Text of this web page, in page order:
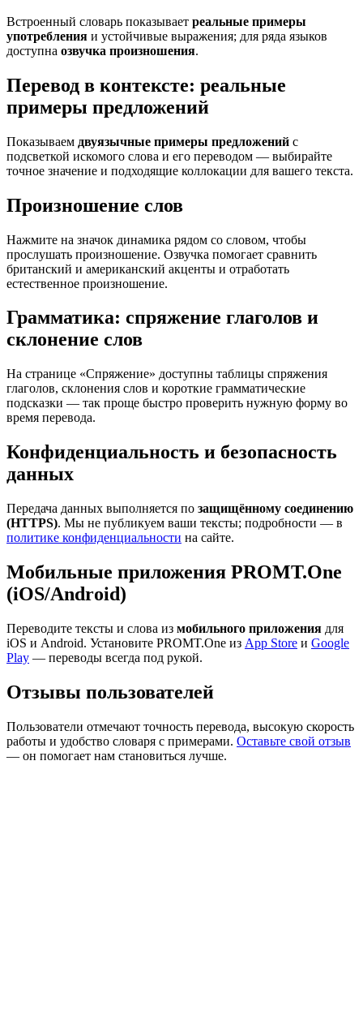
Встроенный словарь показывает реальные примеры
употребления и устойчивые выражения; для ряда языков
доступна озвучка произношения.
Перевод в контексте: реальные
примеры предложений
Показываем двуязычные примеры предложений с
подсветкой искомого слова и его переводом — выбирайте
точное значение и подходящие коллокации для вашего текста.
Произношение слов
Нажмите на значок динамика рядом со словом, чтобы
прослушать произношение. Озвучка помогает сравнить
британский и американский акценты и отработать
естественное произношение.
Грамматика: спряжение глаголов и
склонение слов
На странице «Спряжение» доступны таблицы спряжения
глаголов, склонения слов и короткие грамматические
подсказки — так проще быстро проверить нужную форму во
время перевода.
Конфиденциальность и безопасность
данных
Передача данных выполняется по защищённому соединению
(HTTPS). Мы не публикуем ваши тексты; подробности — в
политике конфиденциальности на сайте.
Мобильные приложения PROMT.One
(iOS/Android)
Переводите тексты и слова из мобильного приложения для
iOS и Android. Установите PROMT.One из App Store и Google
Play — переводы всегда под рукой.
Отзывы пользователей
Пользователи отмечают точность перевода, высокую скорость
работы и удобство словаря с примерами. Оставьте свой отзыв
— он помогает нам становиться лучше.